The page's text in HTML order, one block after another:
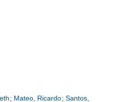
; Mateo, Ricardo; Santos,